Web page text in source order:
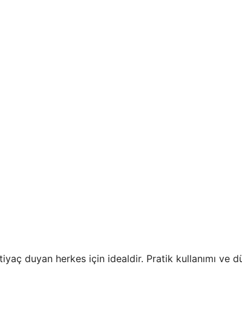
duyan herkes için idealdir. Pratik kullanımı ve